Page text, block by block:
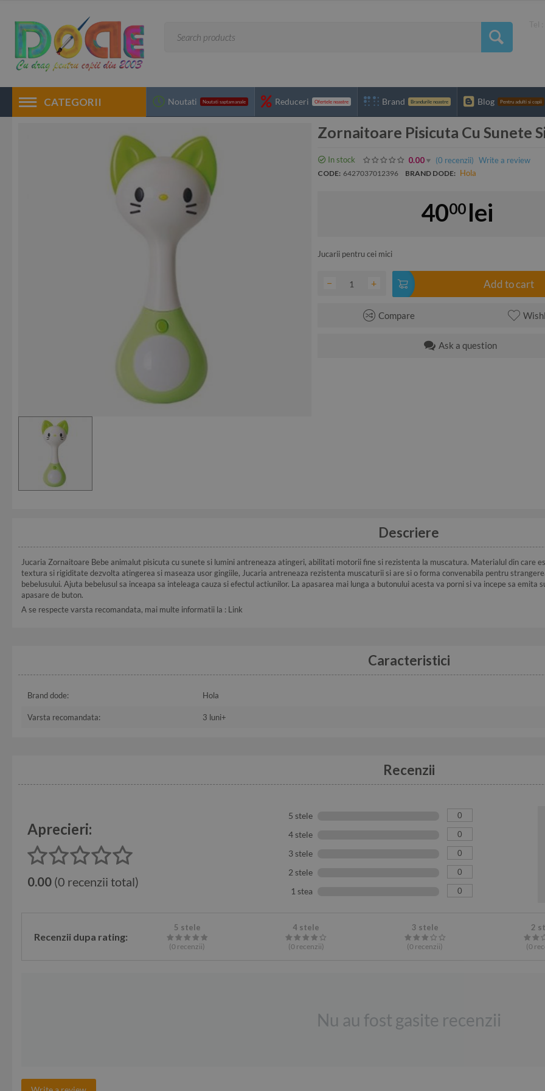
CATEGORII Noutati Noutati saptamanale Reduceri Ofertele noastre Brand Brandurile noastre Blog Pentru adulti si copii
Zornaitoare Pisicuta Cu Sunete
In stock 0.00 (0 recenzii) Write a review
CODE: 6427037012396 BRAND DODE: Hola
4000 lei
Jucarii pentru cei mici
+
− Add to cart
Compare
Ask a question
Descriere
Jucaria Zornaitoare Bebe animalut pisicuta cu sunete si lumini antreneaza atingeri, abilitati motorii fine si rezistenta la muscatura. Materialul din care
textura si rigiditate dezvolta atingerea si maseaza usor gingiile, Jucaria antreneaza rezistenta muscaturii si are si o forma convenabila pentru
bebelusului. Ajuta bebelusul sa inceapa sa inteleaga cauza si efectul actiunilor. La apasarea mai lunga a butonului acesta va porni si va incepe sa
apasare de buton.
A se respecte varsta recomandata, mai multe informatii la : Link
Caracteristici
Brand dode: Hola
Varsta recomandata: 3 luni+
Recenzii
Aprecieri:
0.00 (0 recenzii total)
5 stele 0
4 stele 0
3 stele 0
2 stele 0
1 stea 0
Recenzii dupa rating:
5 stele
(0 recenzii)
4 stele
(0recenzii)
3 stele
(0 recenzii)
2
(0
Nu au fost gasite recenzii